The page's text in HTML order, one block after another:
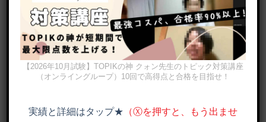
【2026年10月試験】TOPIKの神 クォン先生のトピック対策講座
（オンライングループ）10回で高得点と合格を目指せ！
実績と詳細はタップ★ （Ⓧを押すと、もう出ませ